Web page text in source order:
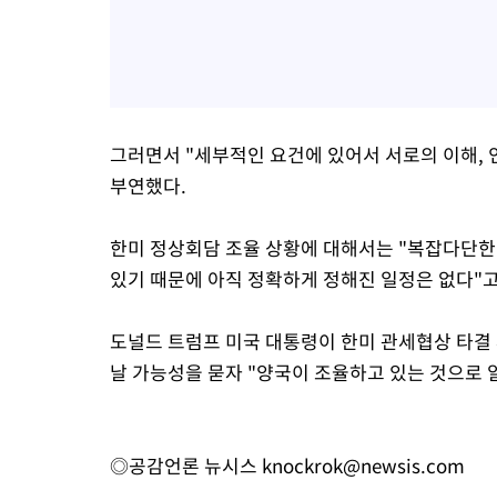
그러면서 "세부적인 요건에 있어서 서로의 이해,
부연했다.
한미 정상회담 조율 상황에 대해서는 "복잡다단
있기 때문에 아직 정확하게 정해진 일정은 없다"
도널드 트럼프 미국 대통령이 한미 관세협상 타
날 가능성을 묻자 "양국이 조율하고 있는 것으
◎공감언론 뉴시스 knockrok@newsis.com